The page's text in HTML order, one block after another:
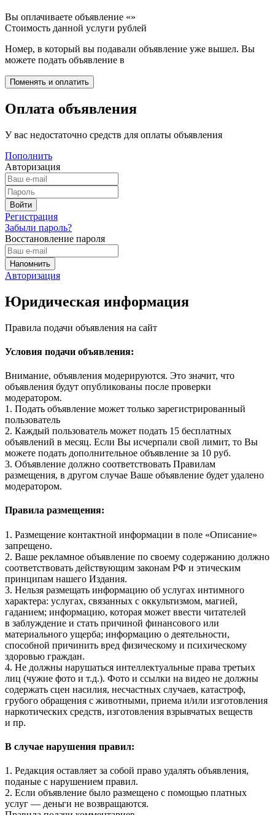
Вы оплачиваете объявление «»
Стоимость данной услуги рублей
Номер, в который вы подавали объявление уже вышел. Вы
можете подать объявление в
Оплата объявления
У вас недостаточно средств для оплаты объявления
Пополнить
Авторизация
Регистрация
Забыли пароль?
Восстановление пароля
Авторизация
Юридическая информация
Правила подачи объявления на сайт
Условия подачи объявления:
Внимание, объявления модерируются. Это значит, что
объявления будут опубликованы после проверки
модератором.
1. Подать объявление может только зарегистрированный
пользователь
2. Каждый пользователь может подать 15 бесплатных
объявлений в месяц. Если Вы исчерпали свой лимит, то Вы
можете подать дополнительное объявление за 10 руб.
3. Объявление должно соответствовать Правилам
размещения, в другом случае Ваше объявление будет удалено
модератором.
Правила размещения:
1. Размещение контактной информации в поле «Описание»
запрещено.
2. Ваше рекламное объявление по своему содержанию должно
соответствовать действующим законам РФ и этическим
принципам нашего Издания.
3. Нельзя размещать информацию об услугах интимного
характера: услугах, связанных с оккультизмом, магией,
гаданием; информацию, которая может ввести читателей
в заблуждение и стать причиной финансового или
материального ущерба; информацию о деятельности,
способной причинить вред физическому и психическому
здоровью граждан.
4. Не должны нарушаться интеллектуальные права третьих
лиц (чужие фото и т.д.). Фото и ссылки на видео не должны
содержать сцен насилия, несчастных случаев, катастроф,
грубого обращения с животными, приема и/или изготовления
наркотических средств, изготовления взрывчатых веществ
и пр.
В случае нарушения правил:
1. Редакция оставляет за собой право удалять объявления,
поданые с нарушением правил.
2. Если объявление было размещено с помощью платных
услуг — деньги не возвращаются.